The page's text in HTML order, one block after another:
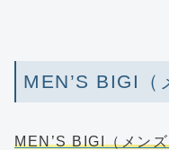
MEN’S BIGI（
MEN’S BIGI（メン